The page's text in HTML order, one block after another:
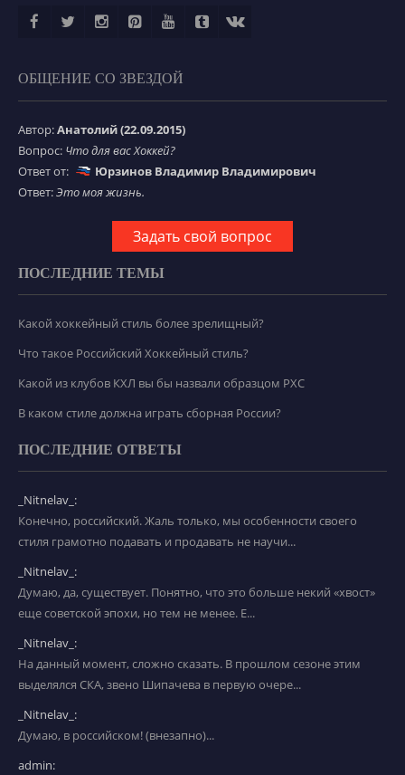
ОБЩЕНИЕ СО ЗВЕЗДОЙ
Автор:Анатолий (22.09.2015)
Вопрос: Что для вас Хоккей?
Ответ от:
Юрзинов Владимир Владимирович
Ответ:Это моя жизнь.
Задать свой вопрос
ПОСЛЕДНИЕ ТЕМЫ
Какой хоккейный стиль более зрелищный?
Что такое Российский Хоккейный стиль?
Какой из клубов КХЛ вы бы назвали образцом РХС
В каком стиле должна играть сборная России?
ПОСЛЕДНИЕ ОТВЕТЫ
_Nitnelav_:
Конечно, российский. Жаль только, мы особенности своего
стиля грамотно подавать и продавать не научи...
_Nitnelav_:
Думаю, да, существует. Понятно, что это больше некий «хвост»
еще советской эпохи, но тем не менее. Е...
_Nitnelav_:
На данный момент, сложно сказать. В прошлом сезоне этим
выделялся СКА, звено Шипачева в первую очере...
_Nitnelav_:
Думаю, в российском! (внезапно)...
admin: